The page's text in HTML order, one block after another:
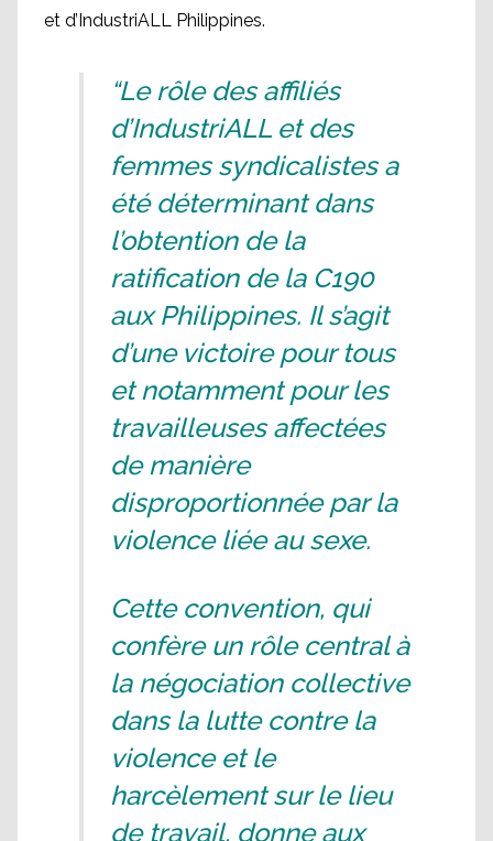
et d’IndustriALL Philippines.
“Le rôle des affiliés
d’IndustriALL et des
femmes syndicalistes a
été déterminant dans
l’obtention de la
ratification de la C190
aux Philippines. Il s’agit
d’une victoire pour tous
et notamment pour les
travailleuses affectées
de manière
disproportionnée par la
violence liée au sexe.
Cette convention, qui
confère un rôle central à
la négociation collective
dans la lutte contre la
violence et le
harcèlement sur le lieu
de travail, donne aux